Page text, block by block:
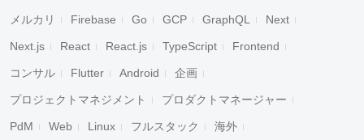
メルカリ Firebase Go GCP GraphQL Next
Next.js React React.js TypeScript Frontend
コンサル Flutter Android 企画
プロジェクトマネジメント プロダクトマネージャー
PdM Web Linux フルスタック 海外